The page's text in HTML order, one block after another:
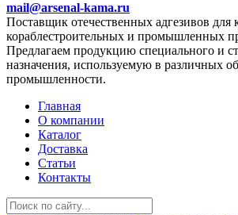
mail@arsenal-kama.ru
Поставщик отечественных адгезивов
кораблестроительных и промышленных
Предлагаем продукцию специального и
назначения, используемую в различных
промышленности.
Главная
О компании
Каталог
Доставка
Статьи
Контакты